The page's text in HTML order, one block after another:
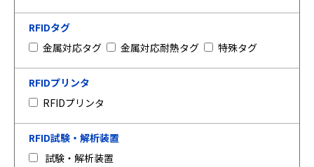
RFIDタグ
金属対応タグ
金属対応耐熱タグ 特殊タグ
RFIDプリンタ
RFIDプリンタ
RFID試験・解析装置
試験・解析装置